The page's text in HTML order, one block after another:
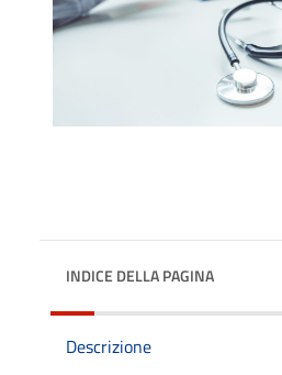
INDICE DELLA PAGINA
Descrizione